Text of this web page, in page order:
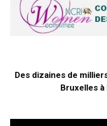
Des dizaines de
Bruxelles à